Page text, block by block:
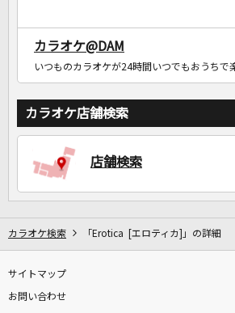
カラオケ@DAM
いつものカラオケが24時間いつでもおうちで
カラオケ店舗検索
店舗検索
カラオケ検索 「Erotica [エロティカ]」の詳細
サイトマップ
お問い合わせ